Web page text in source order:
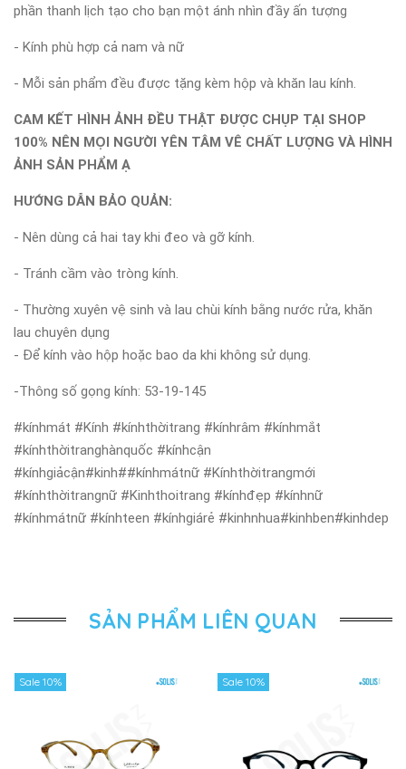
phần thanh lịch tạo cho bạn một ánh nhìn đầy ấn tượng
- Kính phù hợp cả nam và nữ
- Mỗi sản phẩm đều được tặng kèm hộp và khăn lau kính.
CAM KẾT HÌNH ẢNH ĐỀU THẬT ĐƯỢC CHỤP TẠI SHOP
100% NÊN MỌI NGƯỜI YÊN TÂM VÊ CHẤT LƯỢNG VÀ HÌNH
ẢNH SẢN PHẨM Ạ
HƯỚNG DẪN BẢO QUẢN:
- Nên dùng cả hai tay khi đeo và gỡ kính.
- Tránh cầm vào tròng kính.
- Thường xuyên vệ sinh và lau chùi kính bằng nước rửa, khăn
lau chuyên dụng
- Để kính vào hộp hoặc bao da khi không sử dụng.
-Thông số gọng kính: 53-19-145
#kínhmát #Kính #kínhthờitrang #kínhrâm #kínhmắt
#kínhthờitranghànquốc #kínhcận
#kínhgiảcận#kinh##kínhmátnữ #Kínhthờitrangmới
#kínhthờitrangnữ #Kinhthoitrang #kínhđẹp #kínhnữ
#kínhmátnữ #kínhteen #kínhgiárẻ #kinhnhua#kinhben#kinhdep
SẢN PHẨM LIÊN QUAN
Sale 10% Sale 10%